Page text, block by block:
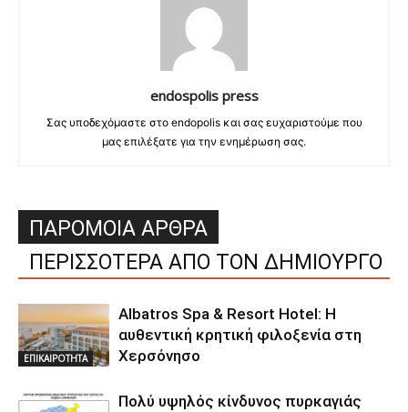
endospolis press
Σας υποδεχόμαστε στο endopolis και σας ευχαριστούμε που
μας επιλέξατε για την ενημέρωση σας.
ΠΑΡΟΜΟΙΑ ΑΡΘΡΑ
ΠΕΡΙΣΣΟΤΕΡΑ ΑΠΟ ΤΟΝ ΔΗΜΙΟΥΡΓΟ
ΕΠΙΚΑΙΡΟΤΗΤΑ
Albatros Spa & Resort Hotel: Η
αυθεντική κρητική φιλοξενία στη
Χερσόνησο
Πολύ υψηλός κίνδυνος πυρκαγιάς